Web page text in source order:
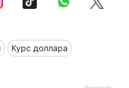
Курс доллара